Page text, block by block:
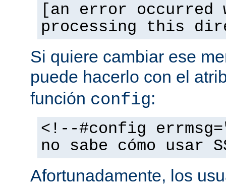
[an error occurred
processing this
Si quiere cambiar ese
puede hacerlo con el
función config:
<!--#config
no sabe cómo usar
Afortunadamente, los